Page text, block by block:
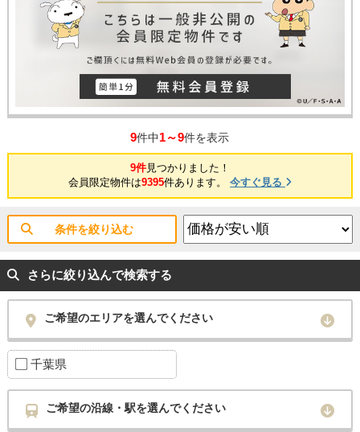
9件中1～9件を表示
9件見つかりました！
会員限定物件は9395件あります。 今すぐ見る
条件を絞り込む
さらに絞り込んで検索する
ご希望のエリアを選んでください
千葉県
ご希望の沿線・駅を選んでください